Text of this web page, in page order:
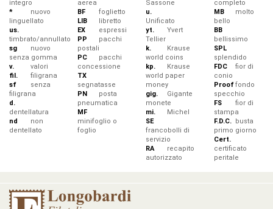
integro
*
nuovo
linguellato
us.
timbrato/annullato
sg
nuovo
senza gomma
v.
valori
fil.
filigrana
sf
senza
filigrana
d.
dentellatura
nd
non
dentellato
aerea
BF
foglietto
LIB
libretto
EX
espressi
PP
pacchi
postali
PC
pacchi
concessione
TX
segnatasse
PN
posta
pneumatica
MF
minifoglio o
foglio
Sassone
u.
Unificato
yt.
Yvert
Tellier
k.
Krause
world coins
kp.
Krause
world paper
money
gig.
Gigante
monete
mi.
Michel
SE
francobolli di
servizio
RA
recapito
autorizzato
completo
MB
molto
bello
BB
bellissimo
SPL
splendido
FDC
fior di
conio
Prooffondo
specchio
FS
fior di
stampa
F.D.C. busta
primo giorno
Cert.
certificato
peritale